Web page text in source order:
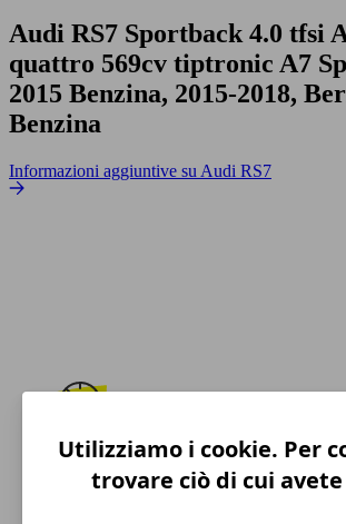
Audi RS7 Sportback 4.0 tfsi
quattro 569cv tiptronic A7
2015 Benzina, 2015-2018,
Benzina
Informazioni aggiuntive su Audi RS7
250 km/h
Velocità massima
Utilizziamo i cookie. Per
trovare ciò di cui